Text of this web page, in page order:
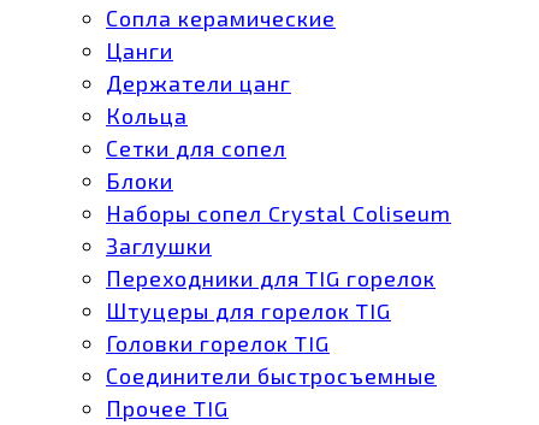
Сопла керамические
Цанги
Держатели цанг
Кольца
Сетки для сопел
Блоки
Наборы сопел Crystal Coliseum
Заглушки
Переходники для TIG горелок
Штуцеры для горелок TIG
Головки горелок TIG
Соединители быстросъемные
Прочее TIG